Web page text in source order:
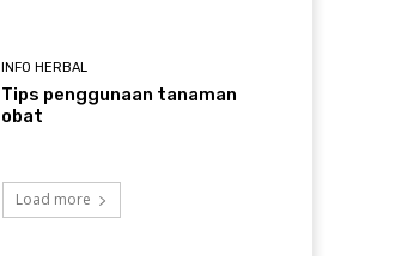
INFO HERBAL
Tips penggunaan tanaman
obat
Load more